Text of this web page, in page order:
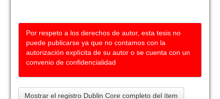
Por respeto a los derechos de autor, esta tesis no
puede publicarse ya que no contamos con la
autorización explícita de su autor o se cuenta con un
convenio de confidencialidad
Mostrar el registro Dublin Core completo del ítem